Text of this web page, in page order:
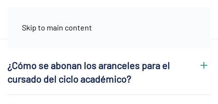
Skip to main content
¿Cómo se abonan los aranceles para el
cursado del ciclo académico?